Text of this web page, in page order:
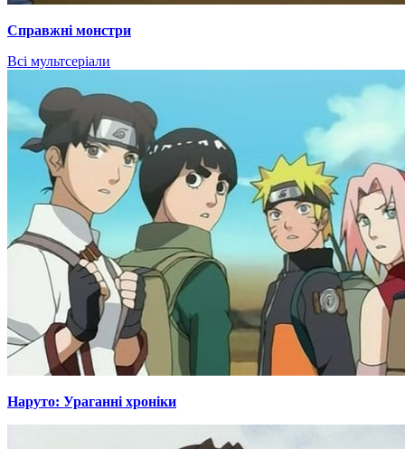
Справжні монстри
Всі мультсеріали
Наруто: Ураганні хроніки